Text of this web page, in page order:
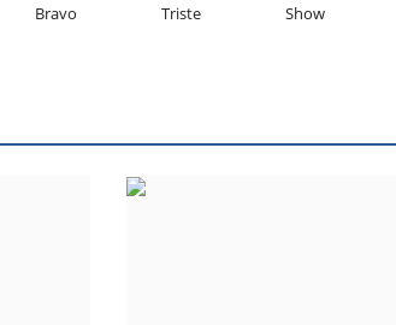
Bravo Triste Show